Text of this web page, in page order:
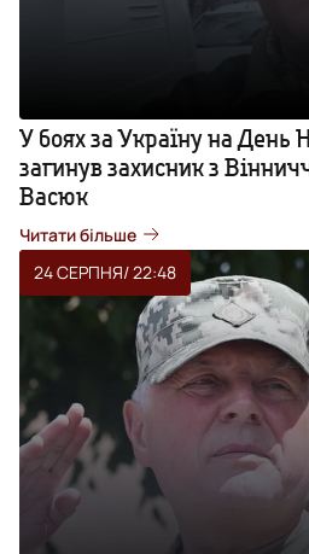
У боях за Україну на День
загинув захисник з
Васюк
Читати більше
24 СЕРПНЯ/ 22:48